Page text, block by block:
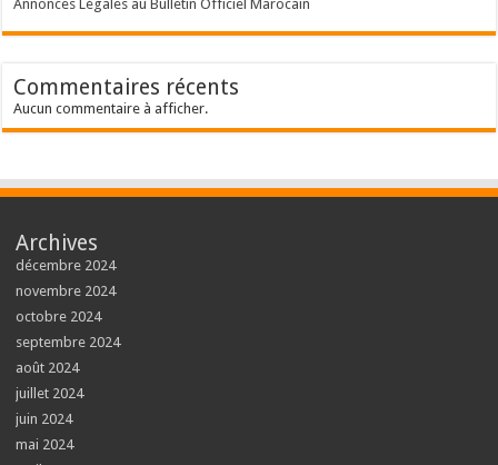
Annonces Légales au Bulletin Officiel Marocain
Commentaires récents
Aucun commentaire à afficher.
Archives
décembre 2024
novembre 2024
octobre 2024
septembre 2024
août 2024
juillet 2024
juin 2024
mai 2024